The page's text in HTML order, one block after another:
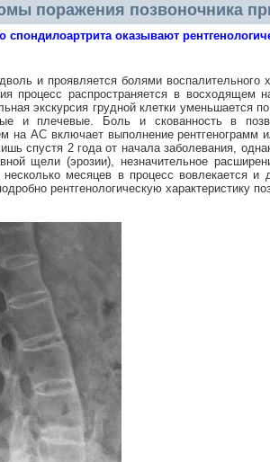
поражения позвоночника
оказывают
и проявляется болями
процесс распространяется в восходящем
экскурсия грудной клетки
и плечевые. Боль и скованность в
на АС включает выполнение
спустя 2 года от начала заболевания,
щели (эрозии), незначительное
месяцев в процесс вовлекается и
рентгенологическую характеристику